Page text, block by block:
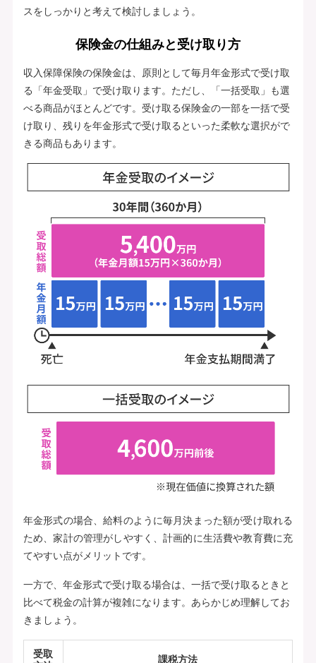
スをしっかりと考えて検討しましょう。
保険金の仕組みと受け取り方
収入保障保険の保険金は、原則として毎月年金形式で受け取
る「年金受取」で受け取ります。ただし、「一括受取」も選
べる商品がほとんどです。受け取る保険金の一部を一括で受
け取り、残りを年金形式で受け取るといった柔軟な選択がで
きる商品もあります。
年金形式の場合、給料のように毎月決まった額が受け取れる
ため、家計の管理がしやすく、計画的に生活費や教育費に充
てやすい点がメリットです。
一方で、年金形式で受け取る場合は、一括で受け取るときと
比べて税金の計算が複雑になります。あらかじめ理解してお
きましょう。
受取
課税方法